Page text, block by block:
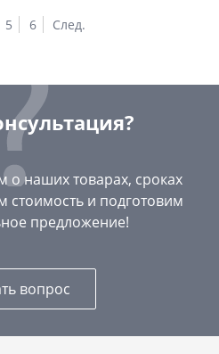
5 6 След.
о наших товарах, сроках
стоимость и подготовим
предложение!
вопрос